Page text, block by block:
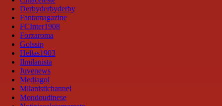
Derbyderbyderby
Fantamagazine
FCInter1908
Forzaroma
Golssip
Hellas1903
Ilmilanista
Juvenews
Mediagol
Milanistichannel
Mondoudinese